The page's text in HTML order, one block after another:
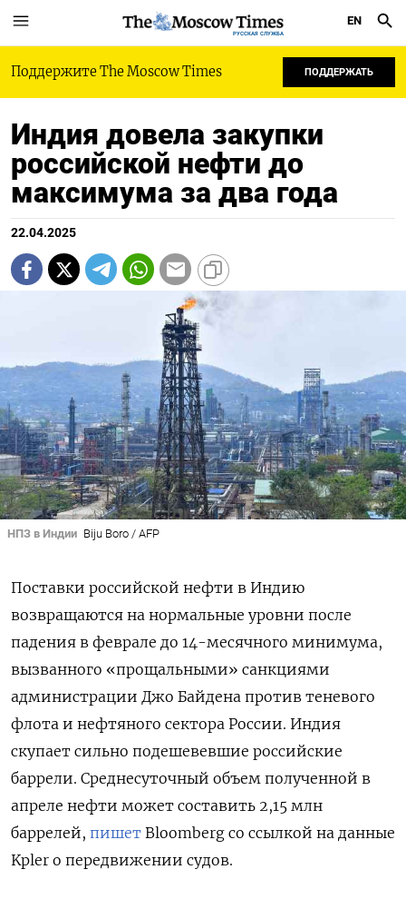
РУССКАЯ СЛУЖБА
EN
Поддержите The Moscow Times ПОДДЕРЖАТЬ
Индия довела закупки
российской нефти до
максимума за два года
22.04.2025
НПЗ в Индии Biju Boro / AFP
Поставки российской нефти в Индию
возвращаются на нормальные уровни после
падения в феврале до 14-месячного минимума,
вызванного «прощальными» санкциями
администрации Джо Байдена против теневого
флота и нефтяного сектора России. Индия
скупает сильно подешевевшие российские
баррели. Среднесуточный объем полученной в
апреле нефти может составить 2,15 млн
баррелей, пишет Bloomberg со ссылкой на данные
Kpler о передвижении судов.